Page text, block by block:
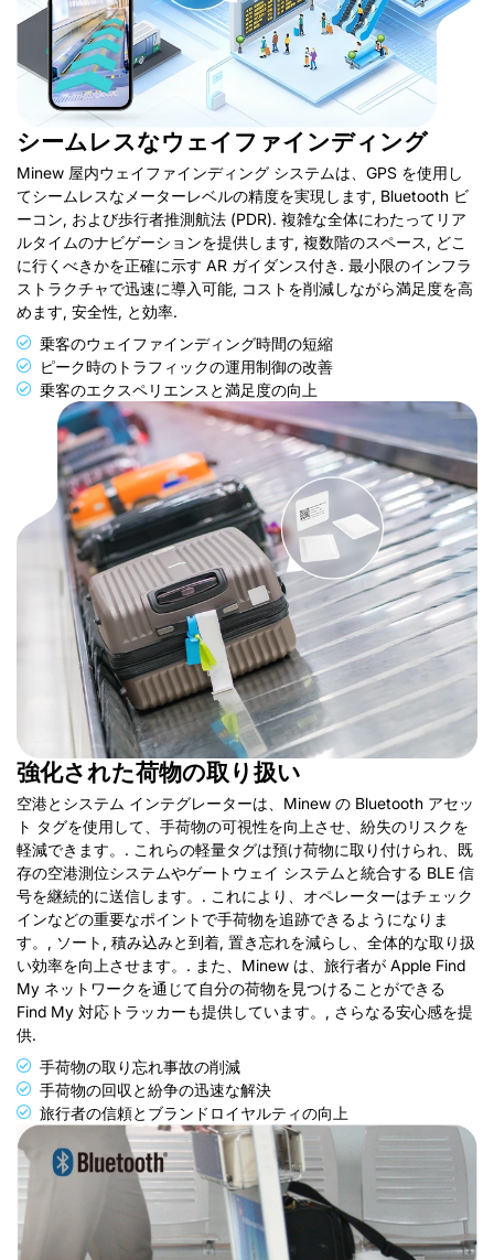
シームレスなウェイファインディング
Minew 屋内ウェイファインディング システムは、GPS を使用し
てシームレスなメーターレベルの精度を実現します, Bluetooth ビ
ーコン, および歩行者推測航法 (PDR). 複雑な全体にわたってリア
ルタイムのナビゲーションを提供します, 複数階のスペース, どこ
に行くべきかを正確に示す AR ガイダンス付き. 最小限のインフラ
ストラクチャで迅速に導入可能, コストを削減しながら満足度を高
めます, 安全性, と効率.
乗客のウェイファインディング時間の短縮
ピーク時のトラフィックの運用制御の改善
乗客のエクスペリエンスと満足度の向上
強化された荷物の取り扱い
空港とシステム インテグレーターは、Minew の Bluetooth アセッ
ト タグを使用して、手荷物の可視性を向上させ、紛失のリスクを
軽減できます。. これらの軽量タグは預け荷物に取り付けられ、既
存の空港測位システムやゲートウェイ システムと統合する BLE 信
号を継続的に送信します。. これにより、オペレーターはチェック
インなどの重要なポイントで手荷物を追跡できるようになりま
す。, ソート, 積み込みと到着, 置き忘れを減らし、全体的な取り扱
い効率を向上させます。. また、Minew は、旅行者が Apple Find
My ネットワークを通じて自分の荷物を見つけることができる
Find My 対応トラッカーも提供しています。, さらなる安心感を提
供.
手荷物の取り忘れ事故の削減
手荷物の回収と紛争の迅速な解決
旅行者の信頼とブランドロイヤルティの向上